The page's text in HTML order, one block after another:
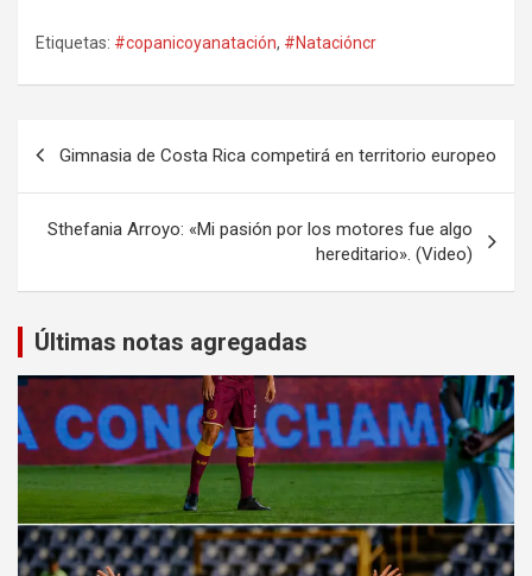
Etiquetas: #copanicoyanatación, #Natacióncr
Gimnasia de Costa Rica competirá en territorio europeo
Sthefania Arroyo: «Mi pasión por los motores fue algo
hereditario». (Video)
Últimas notas agregadas